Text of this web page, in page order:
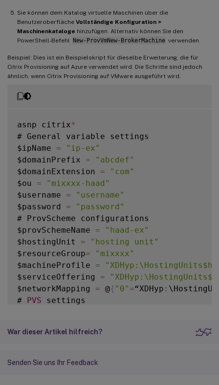
Sie können dem Katalog virtuelle Maschinen über die
Benutzeroberfläche Vollständige Konfiguration >
Maschinenkataloge hinzufügen. Alternativ können Sie den
PowerShell-Befehl
New-ProvVmNew-BrokerMachine verwenden.
Beispiel: Dies ist ein Beispielskript für dieselbe Erweiterung, die für
Citrix Provisioning auf Azure verwendet wird. Die Schritte sind jedoch
ähnlich, wenn Citrix Provisioning auf VMware ausgeführt wird.
asnp citrix*
# General variable settings
$ipName =
"ip-ex"
$domainPrefix =
"abcdef"
$domainExtension =
"com"
$ou =
"mixxxx-haad"
$username =
"username"
$password =
"password"
# ProvScheme configurations
$provSchemeName =
"haad-ex"
$hostingUnit =
"hosting unit"
$resourceGroup=
"mixxxx"
$machineProfile =
$serviceOffering =
$networkMapping = @{ "0"=“XDHyp :
# PVS settings
$pvsDiskName = "pvs-vda-haad"
$pvsSite = Get - HypPvsSite
War dieser Artikel hilfreich?
Senden Sie uns Ihr Feedback